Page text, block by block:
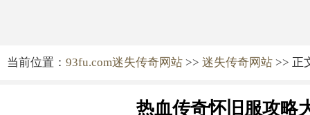
当前位置： 93fu.com迷失传奇网站 >> 迷失传奇网站 >> 正
热血传奇怀旧服攻略